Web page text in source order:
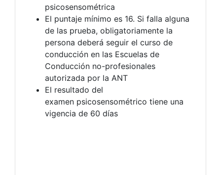
psicosensométrica
El puntaje mínimo es 16. Si falla alguna
de las prueba, obligatoriamente la
persona deberá seguir el curso de
conducción en las Escuelas de
Conducción no-profesionales
autorizada por la ANT
El resultado del
examen psicosensométrico tiene una
vigencia de 60 días